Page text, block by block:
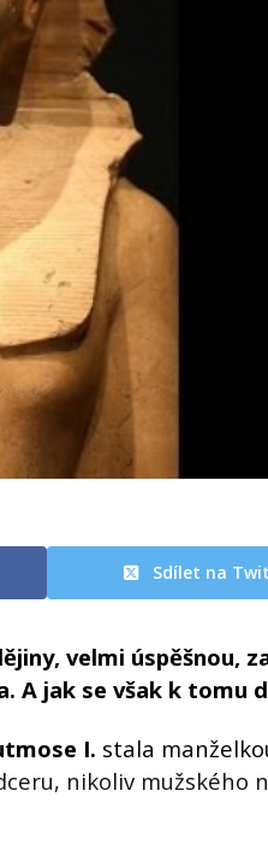
Sdílet na
velmi úspěšnou,
A jak se však k tomu
I. stala
nikoliv mužského